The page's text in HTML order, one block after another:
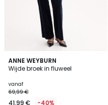
ANNE WEYBURN
Wijde broek in fluweel
vanaf
69,99 €
41,99 € -40%
4,6
/ 5
3
Kleuren